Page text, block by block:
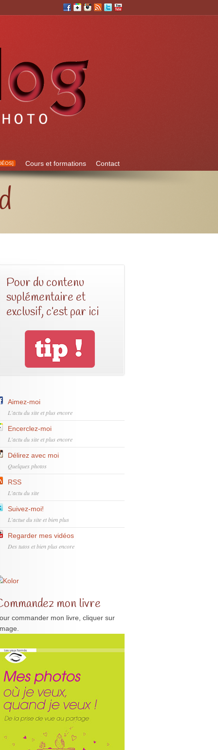
Cours et formations Contact
Pour du contenu
suplémentaire et
exclusif, c’est par ici
Aimez-moi
L'actu du site et plus encore
Encerclez-moi
L'actu du site et plus encore
Délirez avec moi
Quelques photos
RSS
L'actu du site
Suivez-moi!
L'actue du site et bien plus
Regarder mes vidéos
Des tutos et bien plus encore
mon livre
commander mon livre, cliquer sur